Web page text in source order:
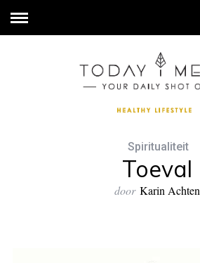
Spiritualiteit
Toeval
door Karin Achten